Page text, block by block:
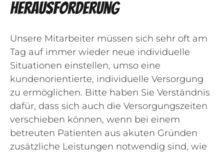
Herausforderung
Unsere Mitarbeiter müssen sich sehr oft am
Tag auf immer wieder neue individuelle
Situationen einstellen, umso eine
kundenorientierte, individuelle Versorgung
zu ermöglichen. Bitte haben Sie Verständnis
dafür, dass sich auch die Versorgungszeiten
verschieben können, wenn bei einem
betreuten Patienten aus akuten Gründen
zusätzliche Leistungen notwendig sind, wie